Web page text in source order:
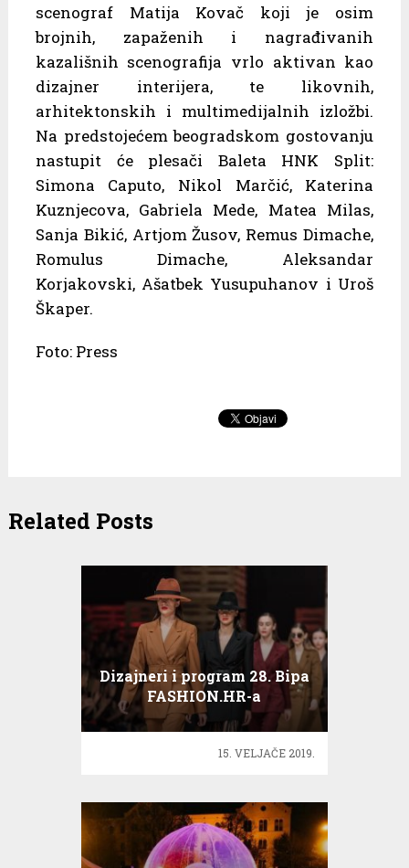
scenograf Matija Kovač koji je osim
brojnih, zapaženih i nagrađivanih
kazališnih scenografija vrlo aktivan kao
dizajner interijera, te likovnih,
arhitektonskih i multimedijalnih izložbi.
Na predstojećem beogradskom gostovanju
nastupit će plesači Baleta HNK Split:
Simona Caputo, Nikol Marčić, Katerina
Kuznjecova, Gabriela Mede, Matea Milas,
Sanja Bikić, Artjom Žusov, Remus Dimache,
Romulus Dimache, Aleksandar
Korjakovski, Ašatbek Yusupuhanov i Uroš
Škaper.
Foto: Press
Related Posts
Dizajneri i program 28. Bipa
FASHION.HR-a
15. VELJAČE 2019.